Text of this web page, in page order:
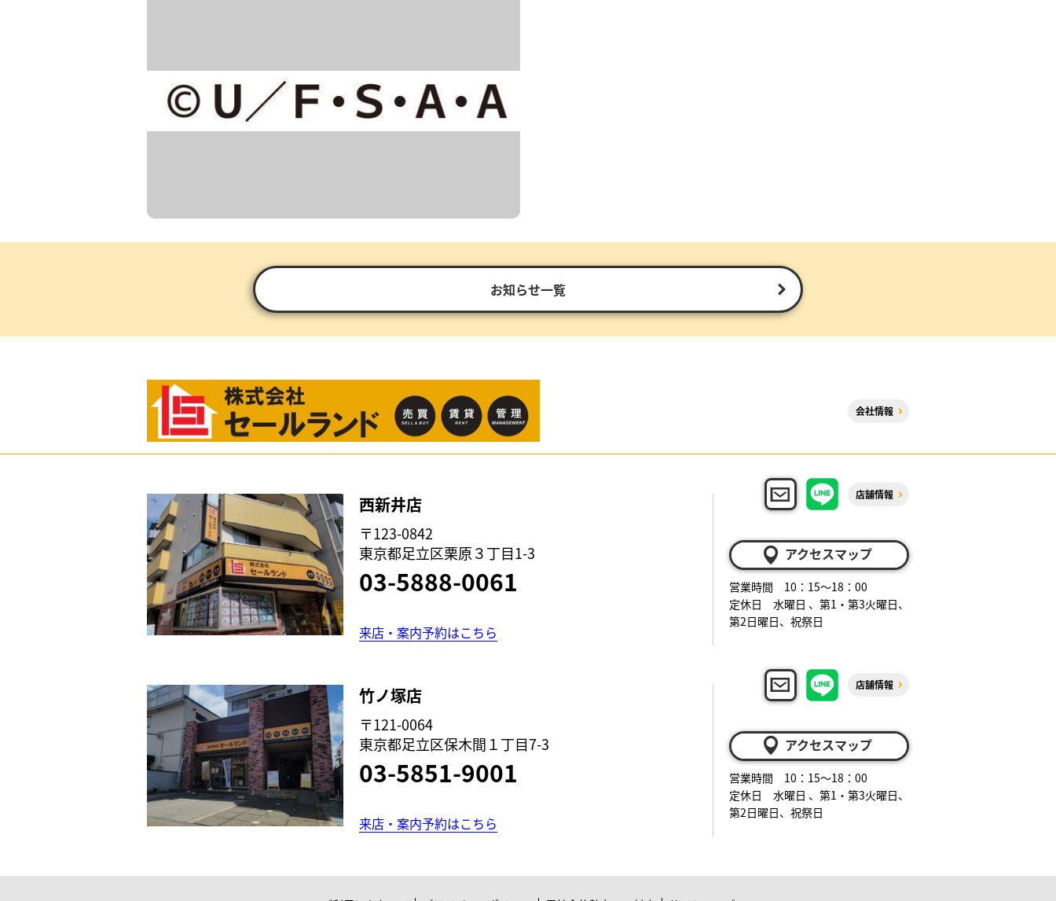
お知らせ一覧
会社情報
西新井店
〒123-0842
東京都足立区栗原３丁目1-3
03-5888-0061
来店・案内予約はこちら
店舗情報
アクセスマップ
営業時間 10：15～18：00
定休日 水曜日 、第1・第3火曜日、
第2日曜日、祝祭日
竹ノ塚店
〒121-0064
東京都足立区保木間１丁目7-3
03-5851-9001
来店・案内予約はこちら
店舗情報
アクセスマップ
営業時間 10：15～18：00
定休日 水曜日 、第1・第3火曜日、
第2日曜日、祝祭日